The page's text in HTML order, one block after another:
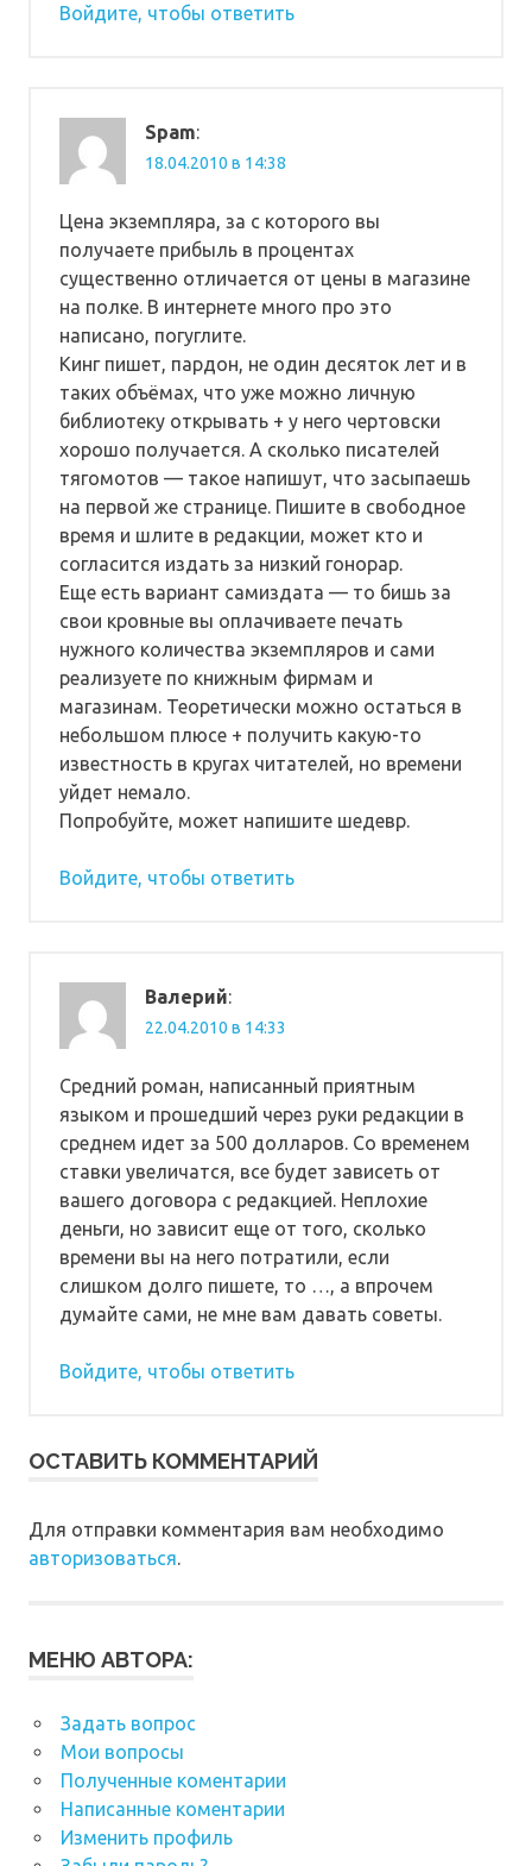
Войдите, чтобы ответить
Spam:
18.04.2010 в 14:38
Цена экземпляра, за с которого вы
получаете прибыль в процентах
существенно отличается от цены в магазине
на полке. В интернете много про это
написано, погуглите.
Кинг пишет, пардон, не один десяток лет и в
таких объёмах, что уже можно личную
библиотеку открывать + у него чертовски
хорошо получается. А сколько писателей
тягомотов — такое напишут, что засыпаешь
на первой же странице. Пишите в свободное
время и шлите в редакции, может кто и
согласится издать за низкий гонорар.
Еще есть вариант самиздата — то бишь за
свои кровные вы оплачиваете печать
нужного количества экземпляров и сами
реализуете по книжным фирмам и
магазинам. Теоретически можно остаться в
небольшом плюсе + получить какую-то
известность в кругах читателей, но времени
уйдет немало.
Попробуйте, может напишите шедевр.
Войдите, чтобы ответить
Валерий:
22.04.2010 в 14:33
Средний роман, написанный приятным
языком и прошедший через руки редакции в
среднем идет за 500 долларов. Со временем
ставки увеличатся, все будет зависеть от
вашего договора с редакцией. Неплохие
деньги, но зависит еще от того, сколько
времени вы на него потратили, если
слишком долго пишете, то …, а впрочем
думайте сами, не мне вам давать советы.
Войдите, чтобы ответить
ОСТАВИТЬ КОММЕНТАРИЙ
Для отправки комментария вам необходимо
авторизоваться.
МЕНЮ АВТОРА:
Задать вопрос
Мои вопросы
Полученные коментарии
Написанные коментарии
Изменить профиль